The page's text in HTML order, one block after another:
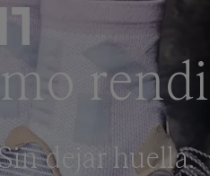
dejar huella.